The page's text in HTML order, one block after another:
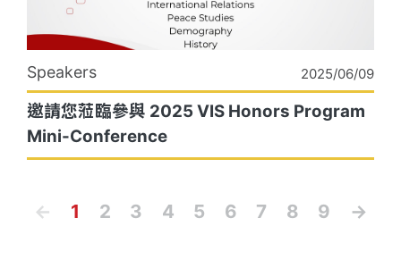
Speakers 2025/06/09
邀請您蒞臨參與 2025 VIS Honors Program
Mini-Conference
← 1 2 3 4 5 6 7 8 9 →